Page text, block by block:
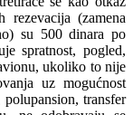
rezevacija (zamena
su 500 dinara po
spratnost, pogled,
ukoliko to nije
uz mogućnost
transfer